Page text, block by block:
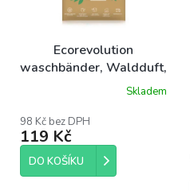
Ecorevolution
waschbänder, Waldduft,
Skladem
98 Kč bez DPH
119 Kč
DO KOŠÍKU